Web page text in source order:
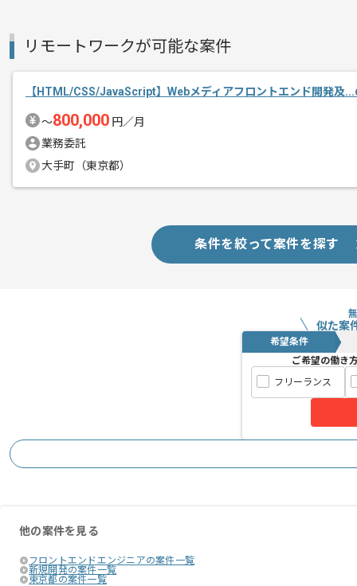
メント
営業、インサイドセールス、ディレク
コミュニケーション力を活かしてチー
働き方も整備されており、作業時間等
リモートワークが可能な案件
【HTML/CSS/JavaScript】Webメディアフロントエンド開発及
〜800,000 円／月
業務委託
大手町（東京都）
条件を絞って案件を探す
似た案
希望条件
ご希望の働き
フリーランス
他の案件を見る
フロントエンドエンジニアの案件一覧
新規開発の案件一覧
東京都の案件一覧